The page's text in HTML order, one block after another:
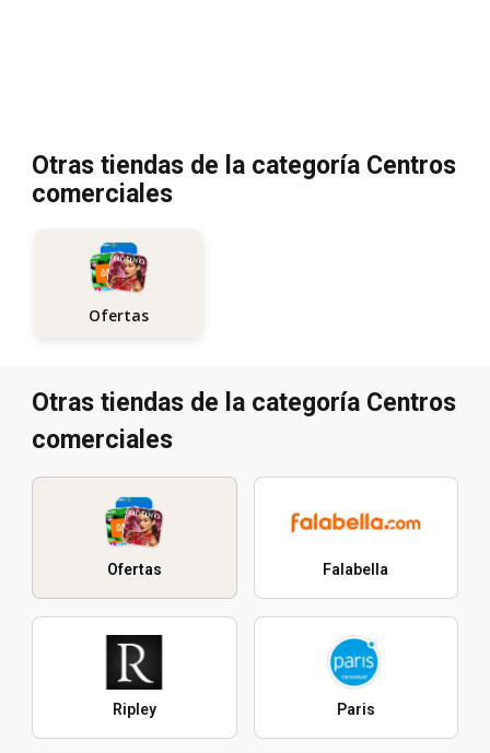
Otras tiendas de la categoría Centros
comerciales
Ofertas
Otras tiendas de la categoría Centros
comerciales
Ofertas Falabella
Ripley Paris